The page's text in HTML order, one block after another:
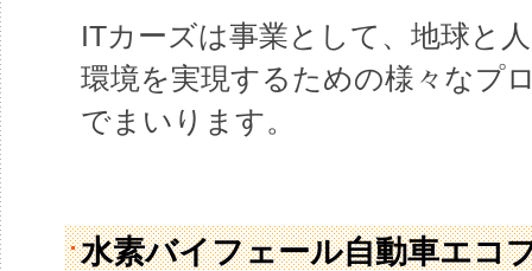
ITカーズは事業として、地球と
環境を実現するための様々なプ
でまいります。
水素バイフェール自動車エ